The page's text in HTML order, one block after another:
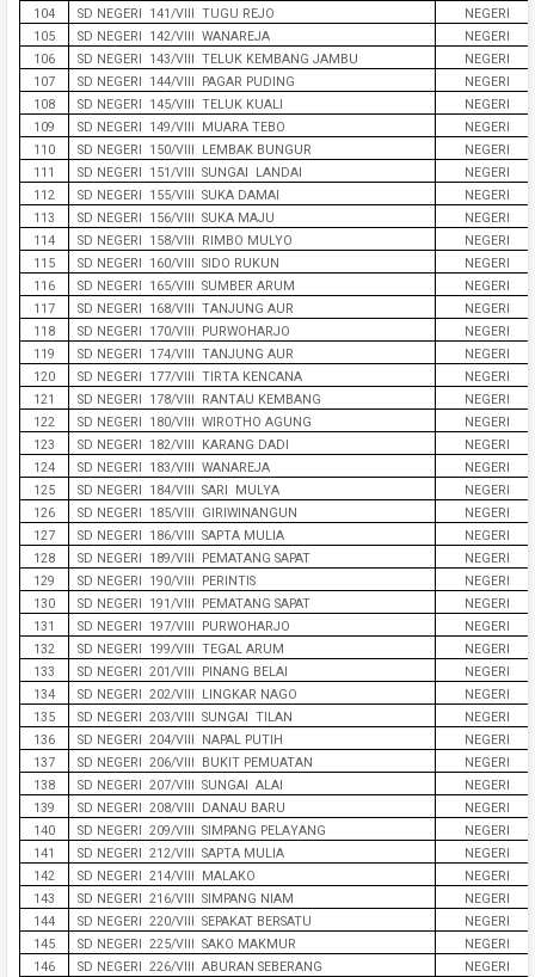
104 SD NEGERI 141/VIII TUGU REJO
NEGERI
105
SD NEGERI 142/VIII WANAREJA
NEGERI
106
SD NEGERI 143/VIII TELUK KEMBANG JAMBU
NEGERI
107
SD NEGERI 144/VIII PAGAR PUDING
NEGERI
108
SD NEGERI 145/VIII TELUK KUALI
NEGERI
109
SD NEGERI 149/VIII MUARA TEBO
NEGERI
110
SD NEGERI 150/VIII LEMBAK BUNGUR
NEGERI
111
SD NEGERI 151/VIII SUNGAI LANDAI
NEGERI
112
SD NEGERI 155/VIII SUKA DAMAI
NEGERI
113
SD NEGERI 156/VIII SUKA MAJU
NEGERI
114
SD NEGERI 158/VIII RIMBO MULYO
NEGERI
115
SD NEGERI 160/VIII SIDO RUKUN
NEGERI
116
SD NEGERI 165/VIII SUMBER ARUM
NEGERI
117
SD NEGERI 168/VIII TANJUNG AUR
NEGERI
118
SD NEGERI 170/VIII PURWOHARJO
NEGERI
119
SD NEGERI 174/VIII TANJUNG AUR
NEGERI
120
SD NEGERI 177/VIII TIRTA KENCANA
NEGERI
121
SD NEGERI 178/VIII RANTAU KEMBANG
NEGERI
122
SD NEGERI 180/VIII WIROTHO AGUNG
NEGERI
123
SD NEGERI 182/VIII KARANG DADI
NEGERI
124
SD NEGERI 183/VIII WANAREJA
NEGERI
125
SD NEGERI 184/VIII SARI MULYA
NEGERI
126
SD NEGERI 185/VIII GIRIWINANGUN
NEGERI
127
SD NEGERI 186/VIII SAPTA MULIA
NEGERI
128
SD NEGERI 189/VIII PEMATANG SAPAT
NEGERI
129
SD NEGERI 190/VIII PERINTIS
NEGERI
130
SD NEGERI 191/VIII PEMATANG SAPAT
NEGERI
131
SD NEGERI 197/VIII PURWOHARJO
NEGERI
132
SD NEGERI 199/VIII TEGAL ARUM
NEGERI
133
SD NEGERI 201/VIII PINANG BELAI
NEGERI
134
SD NEGERI 202/VIII LINGKAR NAGO
NEGERI
135
SD NEGERI 203/VIII SUNGAI TILAN
NEGERI
136
SD NEGERI 204/VIII NAPAL PUTIH
NEGERI
137
SD NEGERI 206/VIII BUKIT PEMUATAN
NEGERI
138
SD NEGERI 207/VIII SUNGAI ALAI
NEGERI
139
SD NEGERI 208/VIII DANAU BARU
NEGERI
140
SD NEGERI 209/VIII SIMPANG PELAYANG
NEGERI
141
SD NEGERI 212/VIII SAPTA MULIA
NEGERI
142
SD NEGERI 214/VIII MALAKO
NEGERI
143
SD NEGERI 216/VIII SIMPANG NIAM
NEGERI
144
SD NEGERI 220/VIII SEPAKAT BERSATU
NEGERI
145
SD NEGERI 225/VIII SAKO MAKMUR
NEGERI
146
SD NEGERI 226/VIII ABURAN SEBERANG
NEGERI